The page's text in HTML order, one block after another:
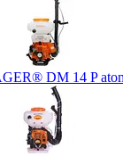
DM 14 P